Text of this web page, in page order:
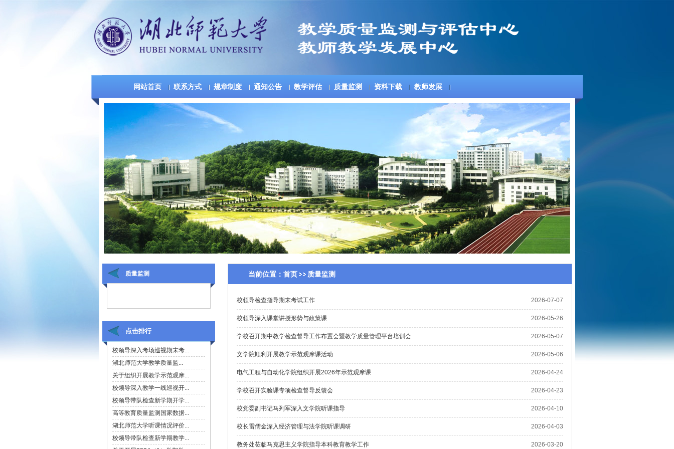
网站首页 联系方式 规章制度 通知公告 教学评估 质量监测 资料下载 教师发展
质量监测
点击排行
当前位置： 首页 质量监测
校领导检查指导期末考试工作 2026-07-07
校领导深入课堂讲授形势与政策课 2026-05-26
学校召开期中教学检查督导工作布置会暨教学质量管理平台培训会 2026-05-07
文学院顺利开展教学示范观摩课活动 2026-05-06
电气工程与自动化学院组织开展2026年示范观摩课 2026-04-24
学校召开实验课专项检查督导反馈会 2026-04-23
校党委副书记马列军深入文学院听课指导 2026-04-10
校长雷儒金深入经济管理与法学院听课调研 2026-04-03
教务处莅临马克思主义学院指导本科教育教学工作 2026-03-20